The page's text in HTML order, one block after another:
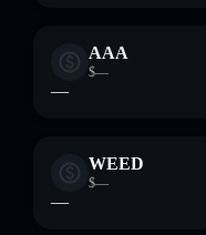
AAA
$—
—
WEED
$—
—